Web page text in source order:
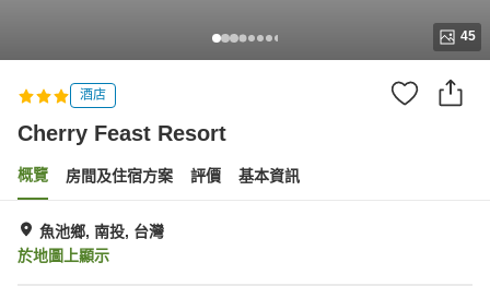
45
酒店
Cherry Feast Resort
概覽 房間及住宿方案 評價 基本資訊
魚池鄉, 南投, 台灣
於地圖上顯示